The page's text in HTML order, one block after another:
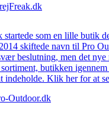
startede som en lille butik
skiftede navn til Pro
beslutning, men det
butikken
indeholde. Klik her for at
Outdoor.dk